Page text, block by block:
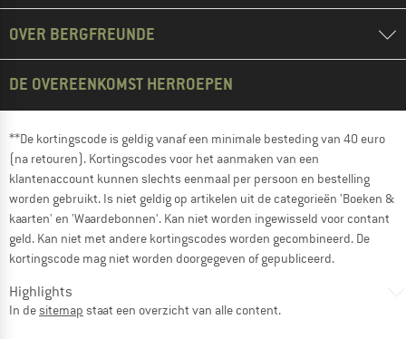
OVER BERGFREUNDE
DE OVEREENKOMST HERROEPEN
**De kortingscode is geldig vanaf een minimale besteding van 40 euro
(na retouren). Kortingscodes voor het aanmaken van een
klantenaccount kunnen slechts eenmaal per persoon en bestelling
worden gebruikt. Is niet geldig op artikelen uit de categorieën 'Boeken &
kaarten' en 'Waardebonnen'. Kan niet worden ingewisseld voor contant
geld. Kan niet met andere kortingscodes worden gecombineerd. De
kortingscode mag niet worden doorgegeven of gepubliceerd.
Highlights
In desitemap staat een overzicht van alle content.